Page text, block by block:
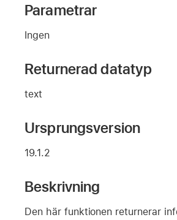
Parametrar
Ingen
Returnerad datatyp
text
Ursprungsversion
19.1.2
Beskrivning
Den här funktionen returnerar